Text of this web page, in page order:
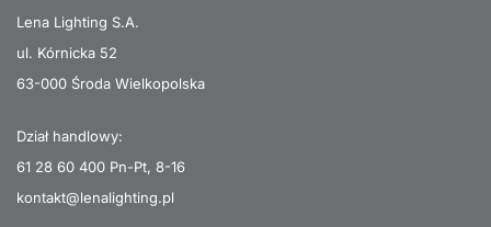
Lena Lighting S.A.
ul. Kórnicka 52
63-000 Środa Wielkopolska
Dział handlowy:
61 28 60 400 Pn-Pt, 8-16
kontakt@lenalighting.pl